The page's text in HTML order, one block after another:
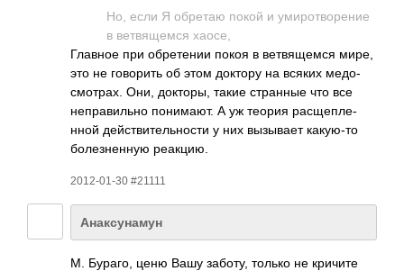
Но, если Я обретаю покой и умир­отво­рение
в ветв­ящемся хаосе,
Главное при обре­тении покоя в ветв­ящемся мире,
это не гово­рить об этом доктору на всяких медо­
смот­рах. Они, докт­оры, такие стра­нные что все
непр­авил­ьно пони­мают. А уж теория расщ­епле­
нной дейс­твит­ельн­ости у них вызы­вает каку­ю-то
боле­знен­ную реак­цию.
2012-01-30 #21111
Анаксунамун
М. Бураго, ценю Вашу заботу, только не кричите